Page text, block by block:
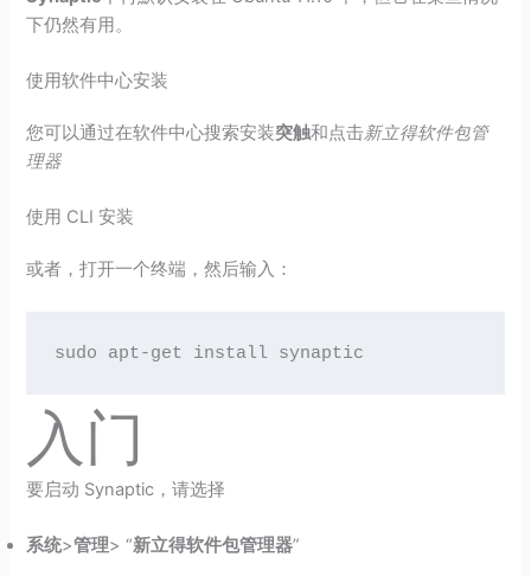
下仍然有用。
使用软件中心安装
您可以通过在软件中心搜索安装突触和点击新立得软件包管
理器
使用 CLI 安装
或者，打开一个终端，然后输入：
sudo apt-get install synaptic
入门
要启动 Synaptic，请选择
系统>管理> “新立得软件包管理器”